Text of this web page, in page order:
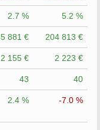
2.7 % 5.2 %
881 € 204 813 €
2 155 € 2 223 €
43 40
2.4 % -7.0 %